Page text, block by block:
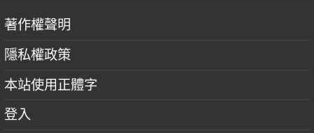
著作權聲明
隱私權政策
本站使用正體字
登入